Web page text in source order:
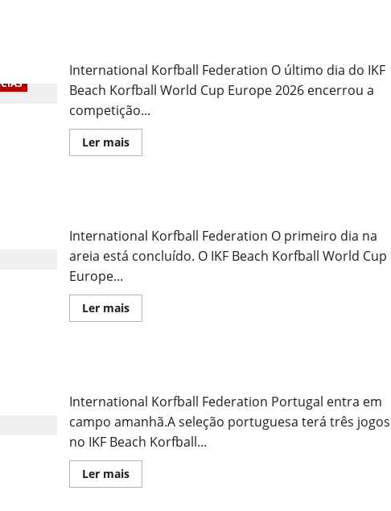
International Korfball Federation O último dia do IKF
Beach Korfball World Cup Europe 2026 encerrou a
competição...
Ler maisLeia
mais
International Korfball Federation O primeiro dia na
areia está concluído. O IKF Beach Korfball World Cup
Europe...
Ler maisLeia
mais
Evento
International Korfball Federation Portugal entra em
campo amanhã.A seleção portuguesa terá três jogos
no IKF Beach Korfball...
Ler maisLeia
mais